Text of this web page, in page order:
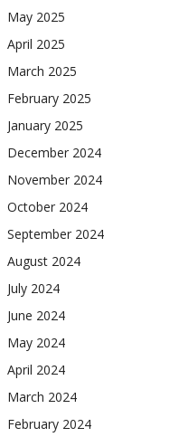
May 2025
April 2025
March 2025
February 2025
January 2025
December 2024
November 2024
October 2024
September 2024
August 2024
July 2024
June 2024
May 2024
April 2024
March 2024
February 2024